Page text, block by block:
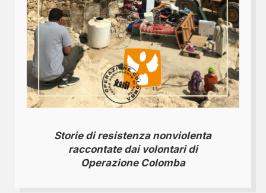
Storie di resistenza nonviolenta
raccontate dai volontari di
Operazione Colomba